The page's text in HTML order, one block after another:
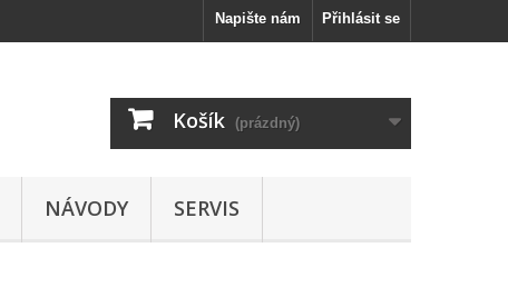
Přihlásit se
Napište nám
Košík (prázdný)
NÁVODY SERVIS